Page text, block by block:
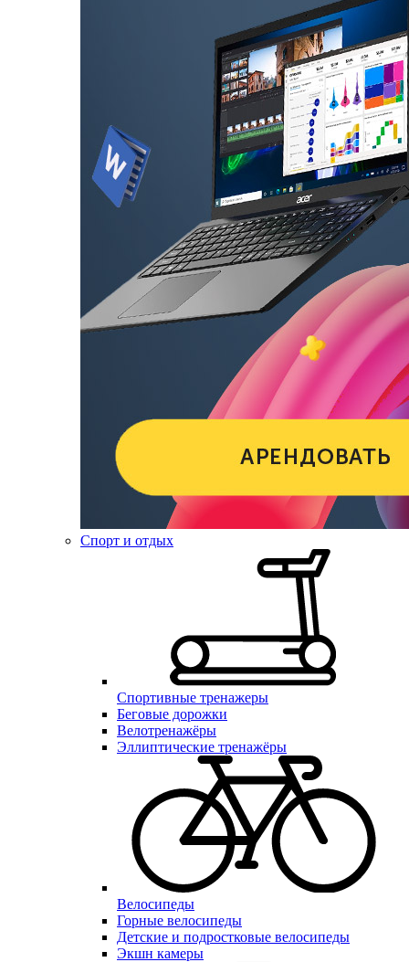
Спорт и отдых
Спортивные тренажеры
Беговые дорожки
Велотренажёры
Эллиптические тренажёры
Велосипеды
Горные велосипеды
Детские и подростковые велосипеды
Экшн камеры